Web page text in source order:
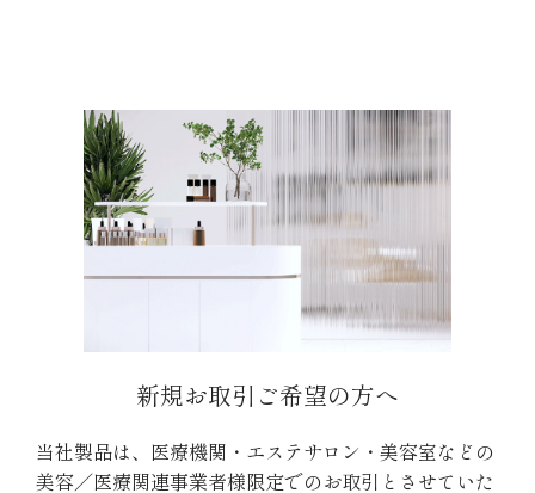
新規お取引ご希望の方へ
当社製品は、医療機関・エステサロン・美容室などの
美容／医療関連事業者様限定でのお取引とさせていた